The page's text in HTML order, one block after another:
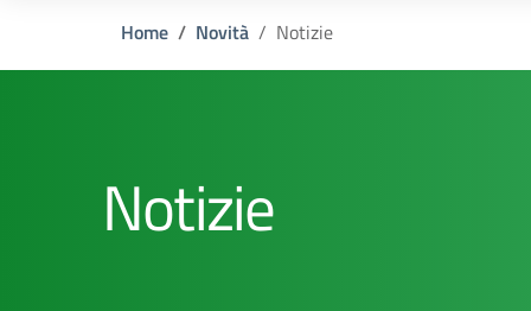
Home Novità Notizie
Notizie